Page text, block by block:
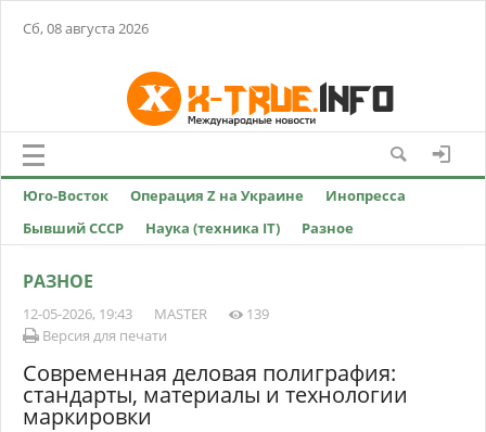
Сб, 08 августа 2026
Юго-Восток Операция Z на Украине
Инопресса
Бывший СССР
Наука (техника IT) Разное
РАЗНОЕ
12-05-2026, 19:43 MASTER
139
Версия для печати
Современная деловая полиграфия:
стандарты, материалы и технологии
маркировки